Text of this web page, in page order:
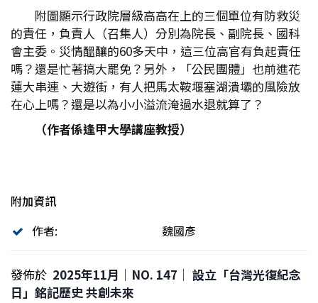
附圖顯示行政院層級高高在上的三個單位有防救災
的責任，負責人（召集人）分別為院長、副院長、國科
會主委。災情醞釀的60多天中，這三位高官有負起責任
嗎？還是忙著搞大罷免？另外，「公民團體」也前進花
蓮大串連、大遊街，有人把馬太鞍堰塞湖潰壩的風險放
在心上嗎？還是以為小小溢流淹過水退就算了？
（作者係逢甲大學講座教授）
附加資訊
作者:
魏國彥
發佈於 2025年11月｜NO. 147│ 設立「台灣光復紀念
日」銘記歷史 共創未來